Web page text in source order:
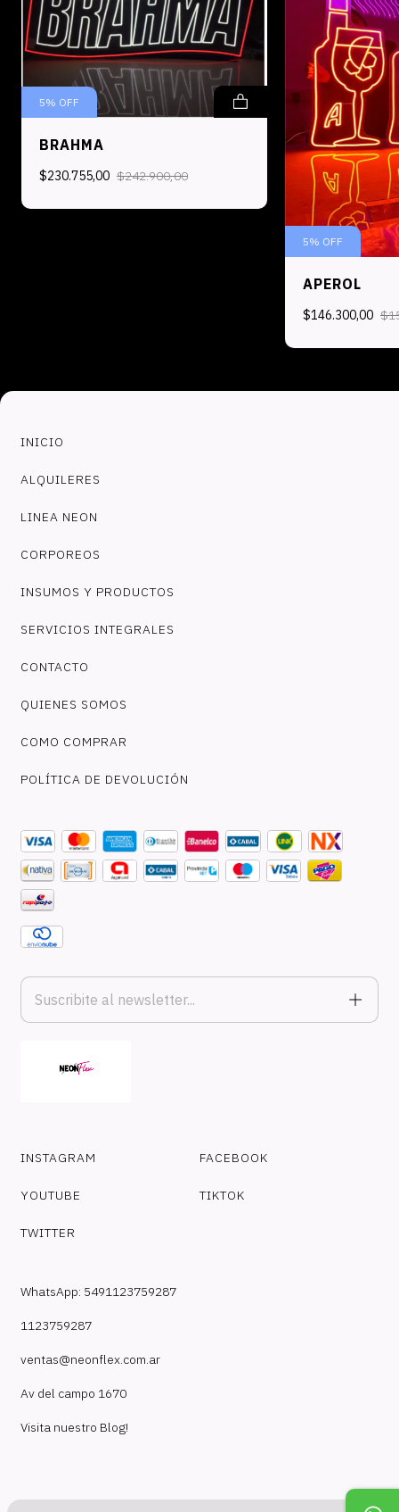
5% OFF
BRAHMA
$230.755,00 $242.900,00
5% OFF
APEROL
$146.300,00
INICIO
ALQUILERES
LINEA NEON
CORPOREOS
INSUMOS Y PRODUCTOS
SERVICIOS INTEGRALES
CONTACTO
QUIENES SOMOS
COMO COMPRAR
POLÍTICA DE DEVOLUCIÓN
INSTAGRAM FACEBOOK
YOUTUBE TIKTOK
TWITTER
WhatsApp: 5491123759287
1123759287
ventas@neonflex.com.ar
Av del campo 1670
Visita nuestro Blog!